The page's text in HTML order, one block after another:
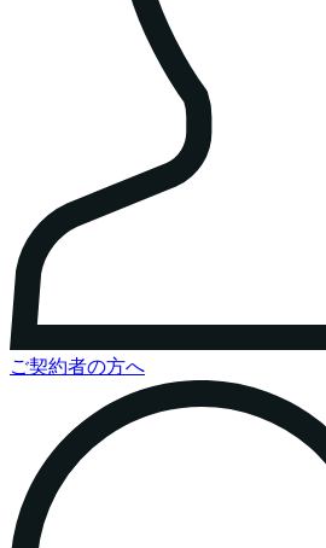
ご契約者の方へ